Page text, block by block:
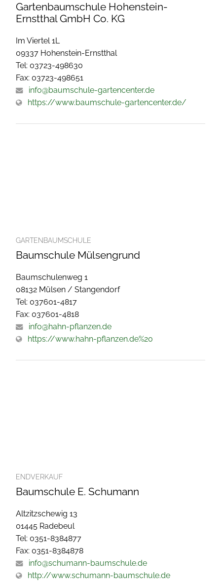
Gartenbaumschule Hohenstein-
Ernstthal GmbH Co. KG
Im Viertel 1L
09337 Hohenstein-Ernstthal
Tel: 03723-498630
Fax: 03723-498651
info@baumschule-gartencenter.de
https://www.baumschule-gartencenter.de/
GARTENBAUMSCHULE
Baumschule Mülsengrund
Baumschulenweg 1
08132 Mülsen / Stangendorf
Tel: 037601-4817
Fax: 037601-4818
info@hahn-pflanzen.de
https://www.hahn-pflanzen.de%20
ENDVERKAUF
Baumschule E. Schumann
Altzitzschewig 13
01445 Radebeul
Tel: 0351-8384877
Fax: 0351-8384878
info@schumann-baumschule.de
http://www.schumann-baumschule.de